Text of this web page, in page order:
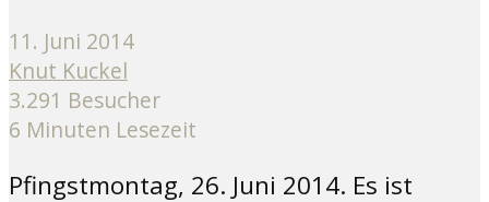
11. Juni 2014
Knut Kuckel
3.291 Besucher
6 Minuten Lesezeit
Pfingstmontag, 26. Juni 2014. Es ist